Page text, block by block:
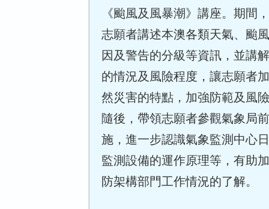
《颱風及風暴潮》講座。期間
志願者講述本澳各類天氣、颱
因及警告的分級等資訊，並講
的情況及風險程度，讓志願者
然災害的特點，加強防範及風
隨後，帶領志願者參觀氣象局
施，進一步認識氣象監測中心
監測設備的運作原理等，有助
防架構部門工作情況的了解。